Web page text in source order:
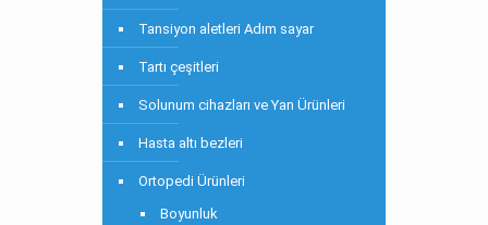
Tansiyon aletleri Adım sayar
Tartı çeşitleri
Solunum cihazları ve Yan Ürünleri
Hasta altı bezleri
Ortopedi Ürünleri
Boyunluk